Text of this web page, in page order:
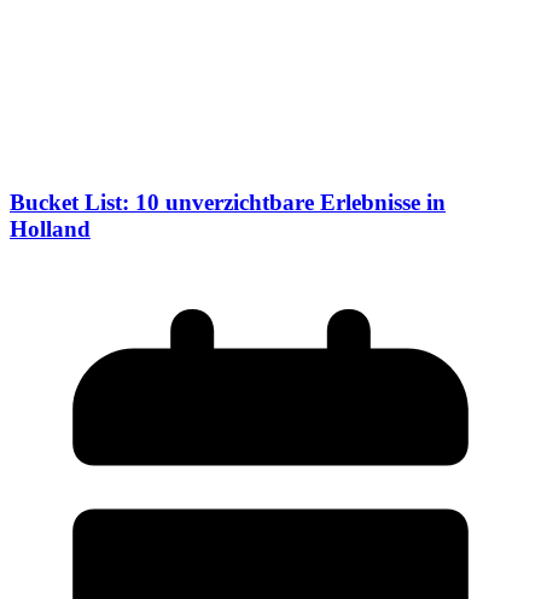
Bucket List: 10 unverzichtbare Erlebnisse in
Holland